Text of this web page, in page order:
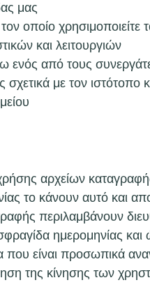
μας
οποίο χρησιμοποιείτε
και λειτουργιών
ενός από τους
με τον ιστότοπο
αρχείων
το κάνουν αυτό και
περιλαμβάνουν
ημερομηνίας
που είναι προσωπικά
της κίνησης των